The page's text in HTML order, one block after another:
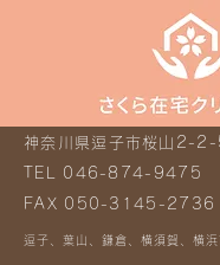
神奈川県逗子市桜山2-
TEL 046-874-9475
FAX 050-3145-2736
逗子、葉山、鎌倉、横須賀、横